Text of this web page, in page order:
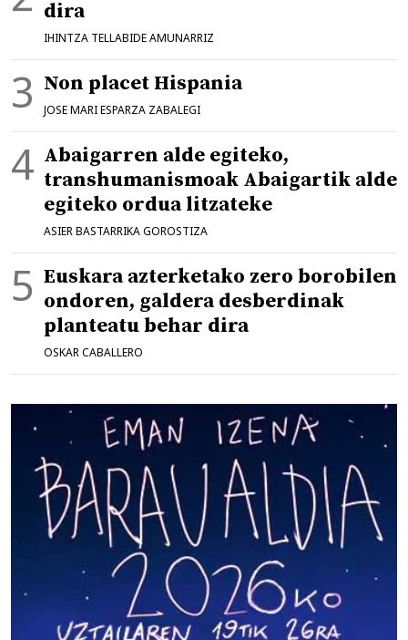
dira
IHINTZA TELLABIDE AMUNARRIZ
Non placet Hispania
JOSE MARI ESPARZA ZABALEGI
Abaigarren alde egiteko,
transhumanismoak Abaigartik alde
egiteko ordua litzateke
ASIER BASTARRIKA GOROSTIZA
Euskara azterketako zero borobilen
ondoren, galdera desberdinak
planteatu behar dira
OSKAR CABALLERO